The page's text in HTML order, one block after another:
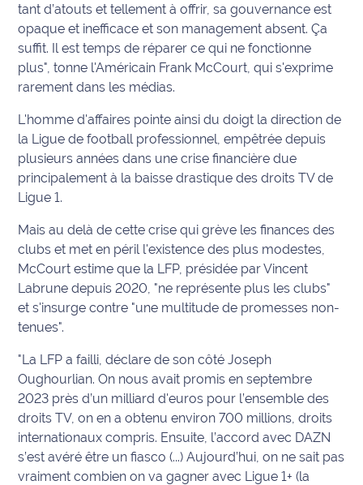
Justice
Loisirs
Météo
Politique
Santé
Social
Transport
National
International
Municipales
2026
Contenus
Partenaires
tant d’atouts et tellement à offrir, sa gouvernance est
opaque et inefficace et son management absent. Ça
suffit. Il est temps de réparer ce qui ne fonctionne
plus", tonne l'Américain Frank McCourt, qui s'exprime
rarement dans les médias.
L'homme d'affaires pointe ainsi du doigt la direction de
la Ligue de football professionnel, empêtrée depuis
plusieurs années dans une crise financière due
principalement à la baisse drastique des droits TV de
Ligue 1.
Mais au delà de cette crise qui grève les finances des
clubs et met en péril l'existence des plus modestes,
McCourt estime que la LFP, présidée par Vincent
Labrune depuis 2020, "ne représente plus les clubs"
et s'insurge contre "une multitude de promesses non-
tenues".
"La LFP a failli, déclare de son côté Joseph
Oughourlian. On nous avait promis en septembre
2023 près d’un milliard d'euros pour l’ensemble des
droits TV, on en a obtenu environ 700 millions, droits
internationaux compris. Ensuite, l’accord avec DAZN
s’est avéré être un fiasco (...) Aujourd’hui, on ne sait pas
vraiment combien on va gagner avec Ligue 1+ (la